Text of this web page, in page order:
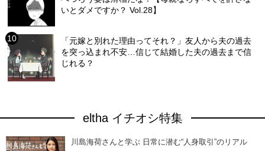
いとダメですか？ Vol.28】
「元嫁と別れた理由ってそれ？」友人から夫の過去
を突っ込まれ不安…信じて結婚した夫の過去まで信
じれる？
eltha イチオシ特集
川島海荷さんと学ぶ 日常に潜む“人身取引”のリアル